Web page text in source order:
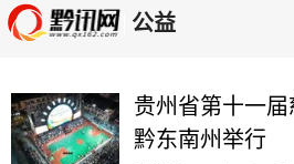
公益
贵州省第十一
黔东南州举行